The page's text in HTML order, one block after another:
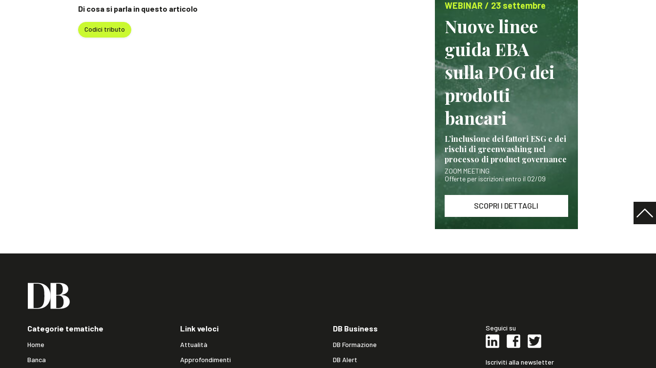
Di cosa si parla in questo articolo
Codici tributo
WEBINAR / 23 settembre
Nuove linee
guida EBA
sulla POG dei
prodotti
bancari
L’inclusione dei fattori ESG e dei
rischi di greenwashing nel
processo di product governance
ZOOM MEETING
Offerte per iscrizioni entro il 02/09
SCOPRI I DETTAGLI
Categorie tematiche
Home
Banca
Link veloci
Attualità
Approfondimenti
DB Business
DB Formazione
DB Alert
Seguici su
Iscriviti alla newsletter